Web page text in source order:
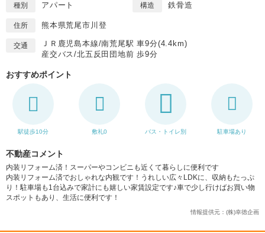
種別 アパート 構造 鉄骨造
住所 熊本県荒尾市川登
交通
ＪＲ鹿児島本線/南荒尾駅 車9分(4.4km)
産交バス/北五反田団地前 歩9分
おすすめポイント
駅徒歩10分 敷礼0 バス・トイレ別 駐車場あり
不動産コメント
内装リフォーム済！スーパーやコンビニも近くて暮らしに便利です
内装リフォーム済でおしゃれな内観です！うれしい広々LDKに、収納もたっぷ
り！駐車場も1台込みで家計にも嬉しい家賃設定です♪車で少し行けばお買い物
スポットもあり、生活に便利です！
情報提供元：(株)幸徳企画